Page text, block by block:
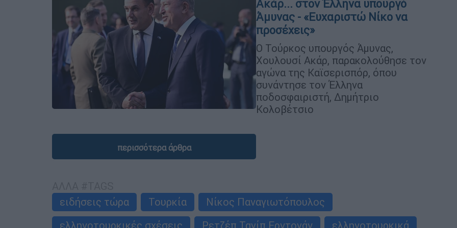
Ακάρ... στον Έλληνα υπουργό
Άμυνας - «Ευχαριστώ Νίκο να
προσέχεις»
Ο Τούρκος υπουργός Άμυνας,
Χουλουσί Ακάρ, παρακολούθησε τον
αγώνα της Καϊσερισπόρ, όπου
συνάντησε τον Έλληνα
ποδοσφαιριστή, Δημήτριο
Κολοβέτσιο
περισσότερα άρθρα
ειδήσεις τώρα
Τουρκία
Νίκος Παναγιωτόπουλος
ελληνοτουρκικές σχέσεις
Ρετζέπ Ταγίπ Ερντογάν ελληνοτουρκικά